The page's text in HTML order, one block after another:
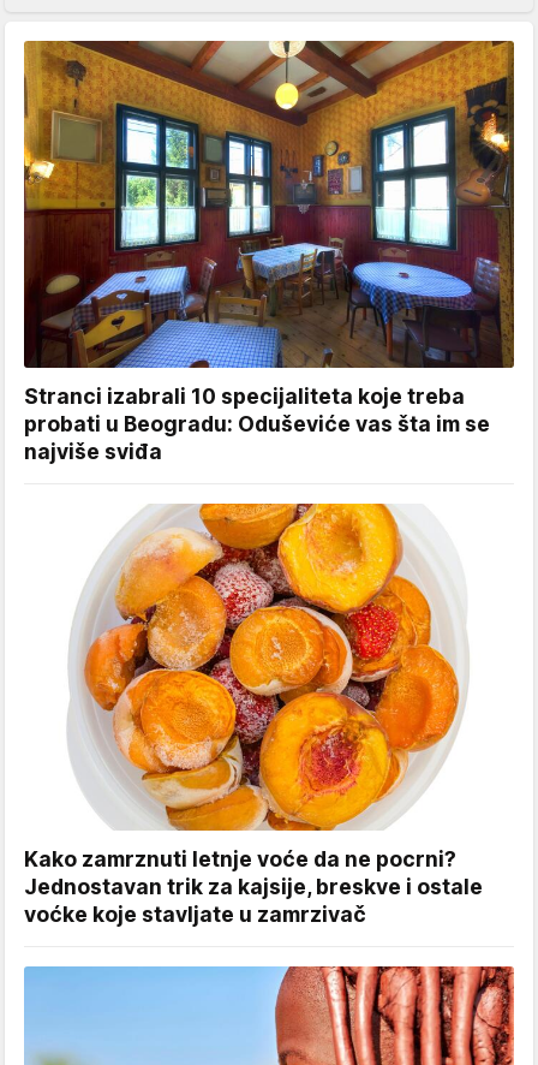
Stranci izabrali 10 specijaliteta koje treba
probati u Beogradu: Oduševiće vas šta im se
najviše sviđa
Kako zamrznuti letnje voće da ne pocrni?
Jednostavan trik za kajsije, breskve i ostale
voćke koje stavljate u zamrzivač